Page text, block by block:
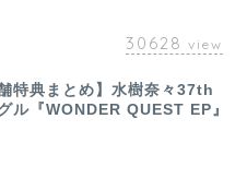
30628 view
舗特典まとめ】水樹奈々37th
ル『WONDER QUEST EP』